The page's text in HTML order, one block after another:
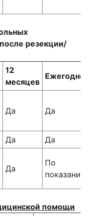
резекции/
12
месяцев
Ежегодно
Да Да
Да
Да
Да
По
помощи